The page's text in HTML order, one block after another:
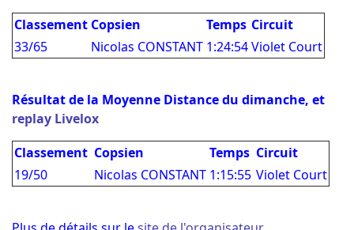
Classement Copsien Temps Circuit
33/65
Nicolas CONSTANT 1:24:54Violet Court
Résultat de la Moyenne Distance du dimanche, et
replay Livelox
Classement Copsien Temps Circuit
19/50
Nicolas CONSTANT 1:15:55 Violet Court